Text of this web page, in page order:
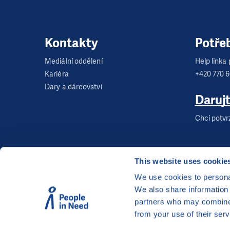
This website uses
We use cookies to
We also share
partners who may
from your use of their
Kontakty
Mediální oddělení
Kariéra
Dary a dárcovství
Help linka
+420 770
Chci
©Člověk v tísni, o.p.s.
, Šafaříkova 635/24, 120 00
Webová stránka běží na bezplatně